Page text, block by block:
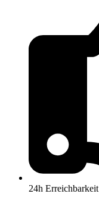
24h Erreichbarkeit